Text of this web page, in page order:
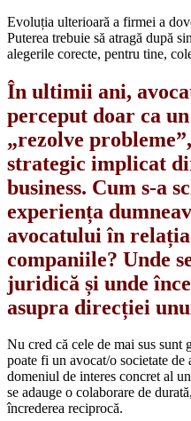
Evoluția ulterioară a firmei a
Puterea trebuie să atragă după
alegerile corecte, pentru tine,
În ultimii ani,
perceput doar ca
„rezolve
strategic implicat
business. Cum s-a
experiența
avocatului în
companiile? Unde
juridică și unde
asupra direcției
Nu cred că cele de mai sus sunt
poate fi un avocat/o societate
domeniul de interes concret al
se adauge o colaborare de
încrederea reciprocă.